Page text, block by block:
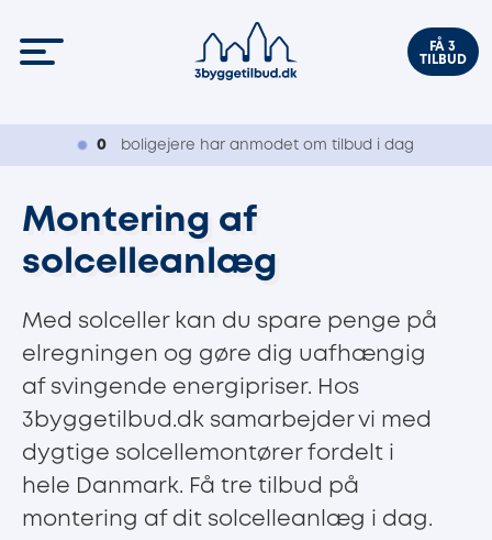
FÅ 3
TILBUD
0 boligejere har anmodet om tilbud i dag
Montering af
solcelleanlæg
Med solceller kan du spare penge på
elregningen og gøre dig uafhængig
af svingende energipriser. Hos
3byggetilbud.dk samarbejder vi med
dygtige solcellemontører fordelt i
hele Danmark. Få tre tilbud på
montering af dit solcelleanlæg i dag.